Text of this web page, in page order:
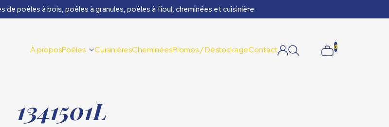
de poêles à bois, poêles à granules, poêles à fioul, cheminées et cuisinière
À proposPoêles CuisinièresCheminéesPromos / DéstockageContact 0
1341501L